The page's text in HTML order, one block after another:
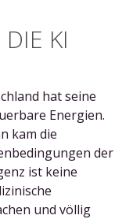
KI
hat seine
Energien.
kam die
der
ist keine
und völlig